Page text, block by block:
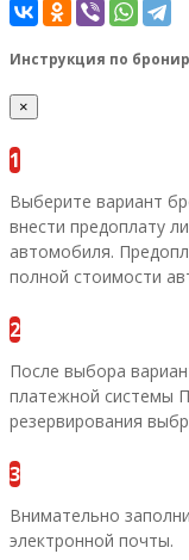
Инструкция по
×
1
Выберите вариант
внести предоплату
автомобиля.
полной стоимости
2
После выбора
платежной системы
резервирования
3
Внимательно
электронной почты.